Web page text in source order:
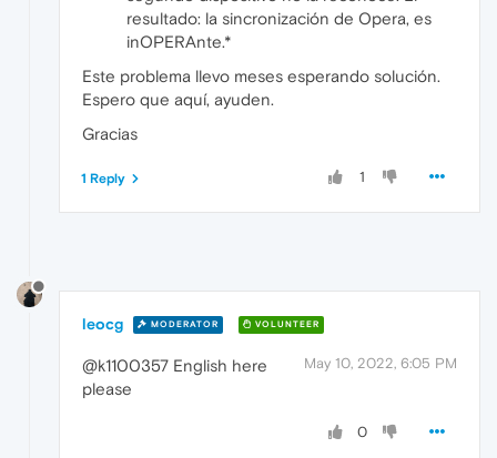
resultado: la sincronización de Opera, es
inOPERAnte.*
Este problema llevo meses esperando solución.
Espero que aquí, ayuden.
Gracias
1
1 Reply
leocg MODERATOR VOLUNTEER
May 10, 2022, 6:05 PM
@k1100357 English here
please
0